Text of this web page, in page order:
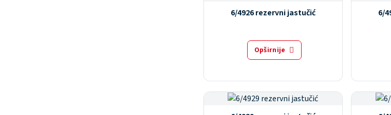
6/4926 rezervni jastučić
Opširnije
6/